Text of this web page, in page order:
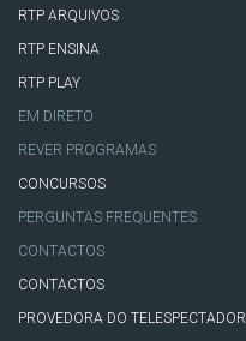
RTP ARQUIVOS
RTP ENSINA
RTP PLAY
EM DIRETO
REVER PROGRAMAS
CONCURSOS
PERGUNTAS FREQUENTES
CONTACTOS
CONTACTOS
PROVEDORA DO TELESPECTADOR